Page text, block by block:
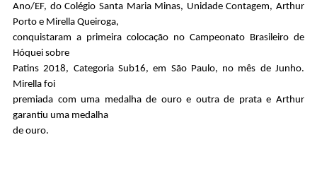
Ano/EF, do Colégio Santa Maria Minas, Unidade Contagem, Arthur
Porto e Mirella Queiroga,
conquistaram a primeira colocação no Campeonato Brasileiro de
Hóquei sobre
Patins 2018, Categoria Sub16, em São Paulo, no mês de Junho.
Mirella foi
premiada com uma medalha de ouro e outra de prata e Arthur
garantiu uma medalha
de ouro.